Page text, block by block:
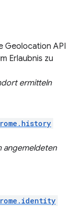
Geolocation API
Erlaubnis zu
ermitteln
angemeldeten